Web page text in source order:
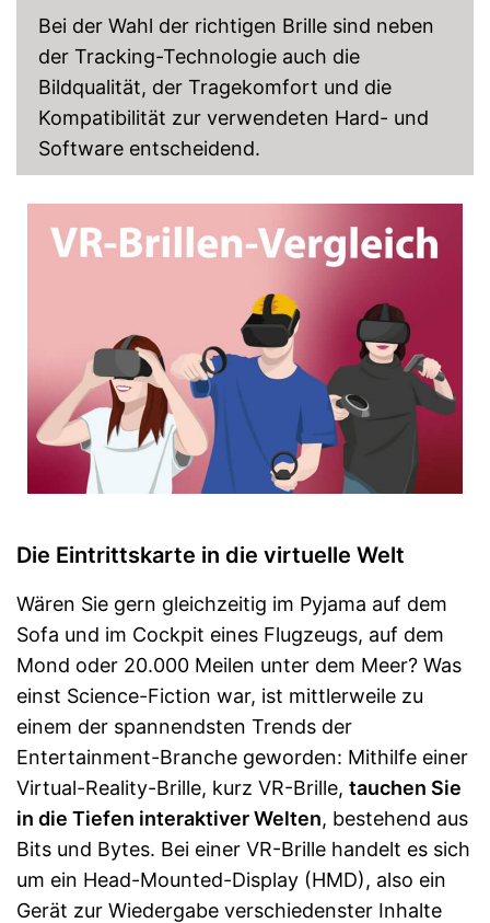
Bei der Wahl der richtigen Brille sind neben
der Tracking-Technologie auch die
Bildqualität, der Tragekomfort und die
Kompatibilität zur verwendeten Hard- und
Software entscheidend.
Die Eintrittskarte in die virtuelle Welt
Wären Sie gern gleichzeitig im Pyjama auf dem
Sofa und im Cockpit eines Flugzeugs, auf dem
Mond oder 20.000 Meilen unter dem Meer? Was
einst Science-Fiction war, ist mittlerweile zu
einem der spannendsten Trends der
Entertainment-Branche geworden: Mithilfe einer
Virtual-Reality-Brille, kurz VR-Brille, tauchen Sie
in die Tiefen interaktiver Welten, bestehend aus
Bits und Bytes. Bei einer VR-Brille handelt es sich
um ein Head-Mounted-Display (HMD), also ein
Gerät zur Wiedergabe verschiedenster Inhalte